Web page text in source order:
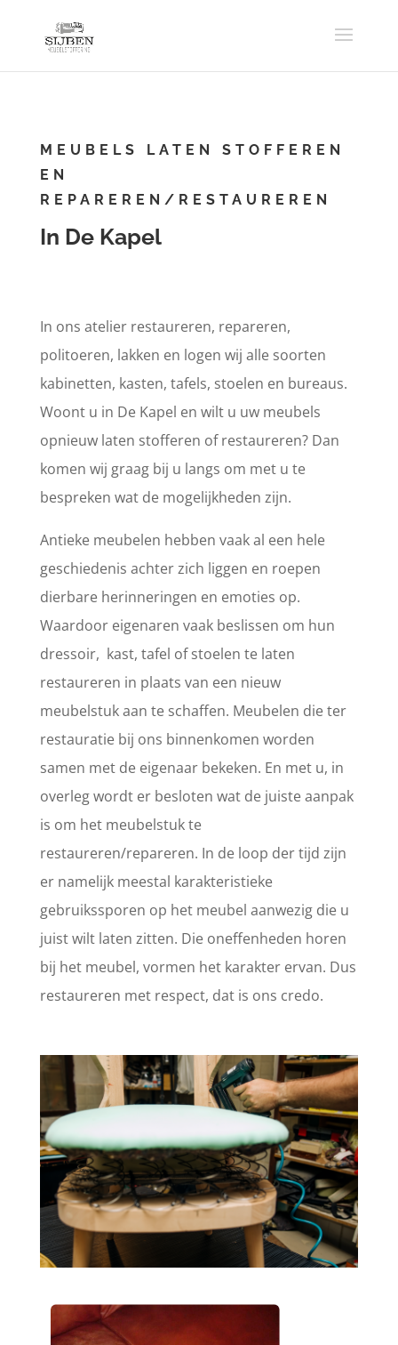
MEUBELS LATEN STOFFEREN
EN
REPAREREN/RESTAUREREN
In De Kapel
In ons atelier restaureren, repareren,
politoeren, lakken en logen wij alle soorten
kabinetten, kasten, tafels, stoelen en bureaus.
Woont u in De Kapel en wilt u uw meubels
opnieuw laten stofferen of restaureren? Dan
komen wij graag bij u langs om met u te
bespreken wat de mogelijkheden zijn.
Antieke meubelen hebben vaak al een hele
geschiedenis achter zich liggen en roepen
dierbare herinneringen en emoties op.
Waardoor eigenaren vaak beslissen om hun
dressoir, kast, tafel of stoelen te laten
restaureren in plaats van een nieuw
meubelstuk aan te schaffen. Meubelen die ter
restauratie bij ons binnenkomen worden
samen met de eigenaar bekeken. En met u, in
overleg wordt er besloten wat de juiste aanpak
is om het meubelstuk te
restaureren/repareren. In de loop der tijd zijn
er namelijk meestal karakteristieke
gebruikssporen op het meubel aanwezig die u
juist wilt laten zitten. Die oneffenheden horen
bij het meubel, vormen het karakter ervan. Dus
restaureren met respect, dat is ons credo.